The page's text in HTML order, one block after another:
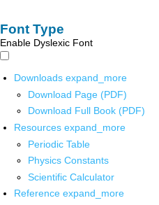
Font Type
Enable Dyslexic Font
Downloads expand_more
Download Page (PDF)
Download Full Book (PDF)
Resources expand_more
Periodic Table
Physics Constants
Scientific Calculator
Reference expand_more